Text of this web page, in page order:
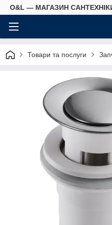
O&L — МАГАЗИН
Товари та послуги